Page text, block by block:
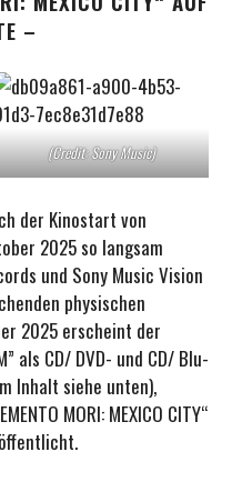
–
(Credit: Sony Music)
der Kinostart von
2025 so langsam
und Sony Music Vision
physischen
2025 erscheint der
als CD/ DVD- und CD/ Blu-
Inhalt siehe unten),
MORI: MEXICO CITY“